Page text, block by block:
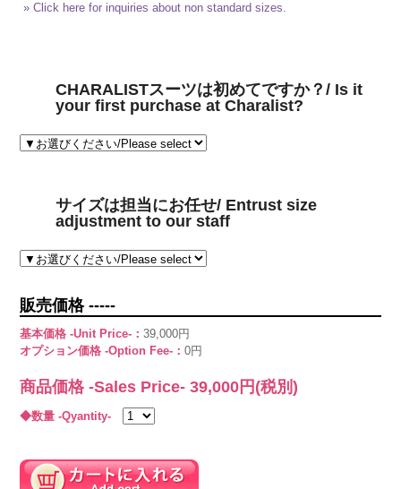
» Click here for inquiries about non standard sizes.
CHARALISTスーツは初めてですか？/ Is it
your first purchase at Charalist?
サイズは担当にお任せ/ Entrust size
adjustment to our staff
販売価格 -----
基本価格 -Unit Price-：39,000円
オプション価格 -Option Fee-：0円
商品価格 -Sales Price-39,000 円(税別)
◆数量 -Qyantity-